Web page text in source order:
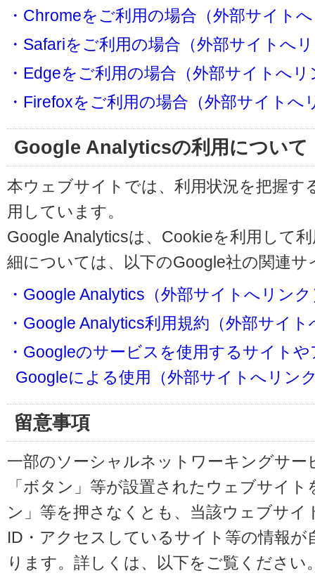
・Chromeをご利用の場合（外部サイト
・Safariをご利用の場合（外部サイトへ
・Edgeをご利用の場合（外部サイトへリ
・Firefoxをご利用の場合（外部サイトへ
Google Analyticsの利用について
本ウェブサイトでは、利用状況を把握す
用しています。
Google Analyticsは、Cookieを利用して
細については、以下のGoogle社の関連
・Google Analytics（外部サイトへリンク
・Google Analytics利用規約（外部サイ
・Googleのサービスを使用するサイト
Googleによる使用（外部サイトへリン
留意事項
一部のソーシャルネットワーキングサー
「ボタン」等が設置されたウェブサイ
ン」等を押さなくとも、当該ウェブサイ
ID・アクセスしているサイト等の情報
ります。詳しくは、以下をご覧ください